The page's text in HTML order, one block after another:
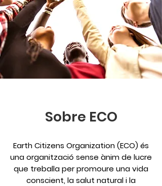
Sobre ECO
Earth Citizens Organization (ECO) és
una organització sense ànim de lucre
que treballa per promoure una vida
conscient, la salut natural i la